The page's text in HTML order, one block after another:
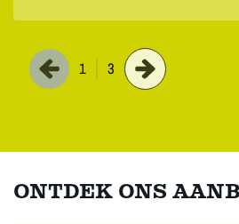
1 3
ONTDEK ONS